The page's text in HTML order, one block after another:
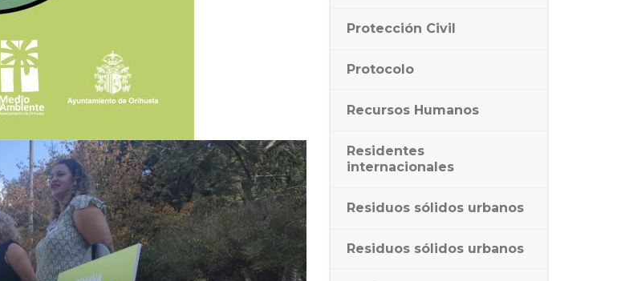
Protección Civil
Protocolo
Recursos Humanos
Residentes
internacionales
Residuos sólidos urbanos
Residuos sólidos urbanos